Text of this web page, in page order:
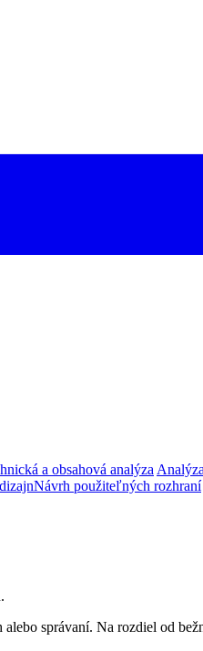
a obsahová analýza
Návrh použiteľných rozhraní
správaní. Na rozdiel od